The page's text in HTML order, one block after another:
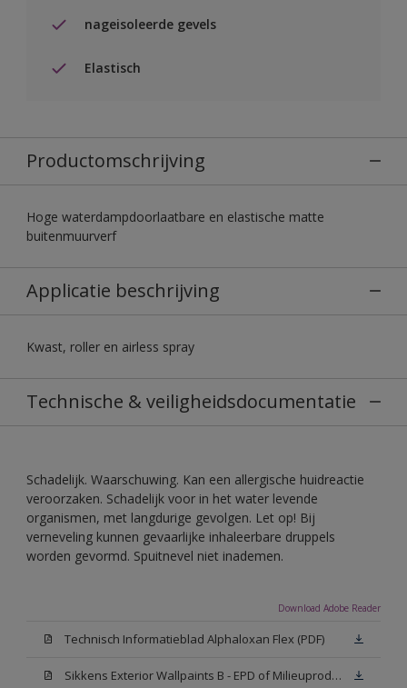
nageisoleerde gevels
Elastisch
Productomschrijving
Hoge waterdampdoorlaatbare en elastische matte
buitenmuurverf
Applicatie beschrijving
Kwast, roller en airless spray
Technische & veiligheidsdocumentatie
Schadelijk. Waarschuwing. Kan een allergische huidreactie
veroorzaken. Schadelijk voor in het water levende
organismen, met langdurige gevolgen. Let op! Bij
verneveling kunnen gevaarlijke inhaleerbare druppels
worden gevormd. Spuitnevel niet inademen.
Download Adobe Reader
Technisch Informatieblad Alphaloxan Flex (PDF)
Sikkens Exterior Wallpaints B - EPD of Milieuproductverklaring